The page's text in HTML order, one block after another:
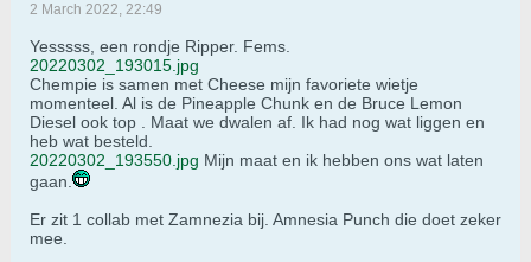
2 March 2022, 22:49
Yesssss, een rondje Ripper. Fems.
20220302_193015.jpg
Chempie is samen met Cheese mijn favoriete wietje
momenteel. Al is de Pineapple Chunk en de Bruce Lemon
Diesel ook top . Maat we dwalen af. Ik had nog wat liggen en
heb wat besteld.
20220302_193550.jpg Mijn maat en ik hebben ons wat laten
gaan.
Er zit 1 collab met Zamnezia bij. Amnesia Punch die doet zeker
mee.